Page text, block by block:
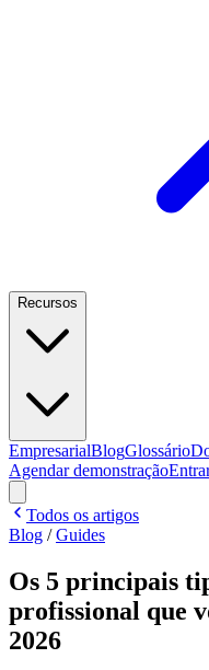
Recursos
EmpresarialBlogGlossário
Agendar demonstração
Todos os artigos
Blog /Guides
Os 5 principais
profissional que
2026